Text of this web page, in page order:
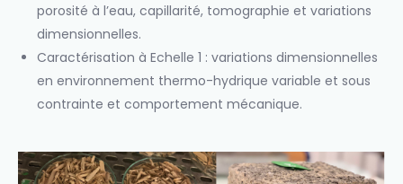
porosité à l’eau, capillarité, tomographie et variations
dimensionnelles.
Caractérisation à Echelle 1 : variations dimensionnelles
en environnement thermo-hydrique variable et sous
contrainte et comportement mécanique.